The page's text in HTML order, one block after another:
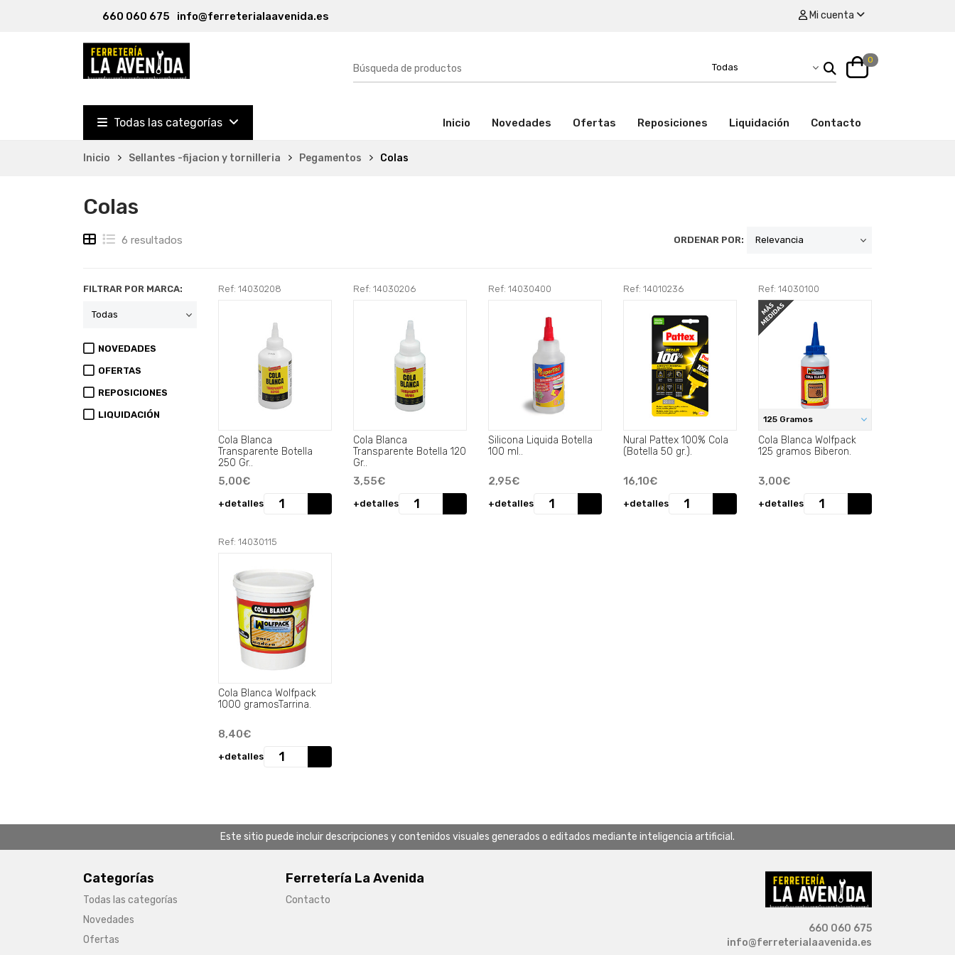
660 060 675 info@ferreterialaavenida.es Mi cuenta
0
Todas las categorías Inicio (activo)Novedades Ofertas Reposiciones Liquidación Contacto
Inicio Sellantes -fijacion y tornilleria Pegamentos Colas
Colas
6 resultados ORDENAR POR:
FILTRAR POR MARCA:
NOVEDADES
OFERTAS
REPOSICIONES
LIQUIDACIÓN
Ref: 14030208
Cola Blanca
Transparente Botella
250 Gr..
5,00€
+detalles
Ref: 14030206
Cola Blanca
Transparente Botella 120
Gr..
3,55€
+detalles
Ref: 14030400
Silicona Liquida Botella
100 ml..
2,95€
+detalles
Ref: 14010236
Nural Pattex 100% Cola
(Botella 50 gr.).
16,10€
+detalles
Ref: 14030100
125 Gramos
Cola Blanca Wolfpack
125 gramos Biberon.
3,00€
+detalles
Ref: 14030115
Cola Blanca Wolfpack
1000 gramosTarrina.
8,40€
+detalles
Este sitio puede incluir descripciones y contenidos visuales generados o editados mediante inteligencia artificial.
Categorías
Todas las categorías
Novedades
Ofertas
Ferretería La Avenida
Contacto
660 060 675
info@ferreterialaavenida.es